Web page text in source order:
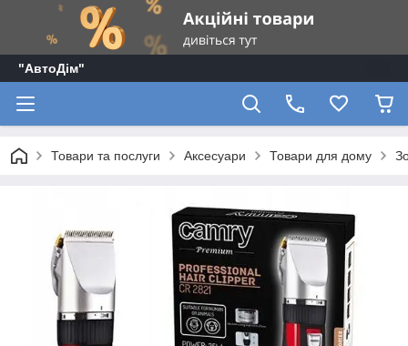
"АвтоДім"
Товари та послуги Аксесуари Товари для дому